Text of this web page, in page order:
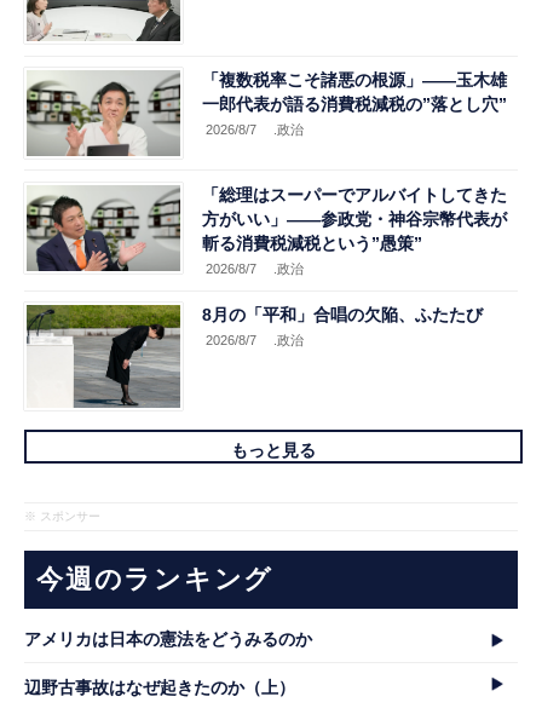
「複数税率こそ諸悪の根源」――玉木雄
一郎代表が語る消費税減税の”落とし穴”
2026/8/7 .政治
「総理はスーパーでアルバイトしてきた
方がいい」――参政党・神谷宗幣代表が
斬る消費税減税という”愚策”
2026/8/7 .政治
8月の「平和」合唱の欠陥、ふたたび
2026/8/7 .政治
もっと見る
※ スポンサー
今週のランキング
アメリカは日本の憲法をどうみるのか
辺野古事故はなぜ起きたのか（上）